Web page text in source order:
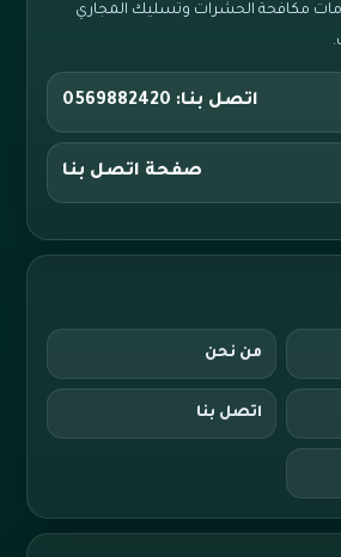
مكافحة الحشرات وتسليك المجاري
اتصل بنا: 0569882420
صفحة اتصل بنا
من نحن
اتصل بنا